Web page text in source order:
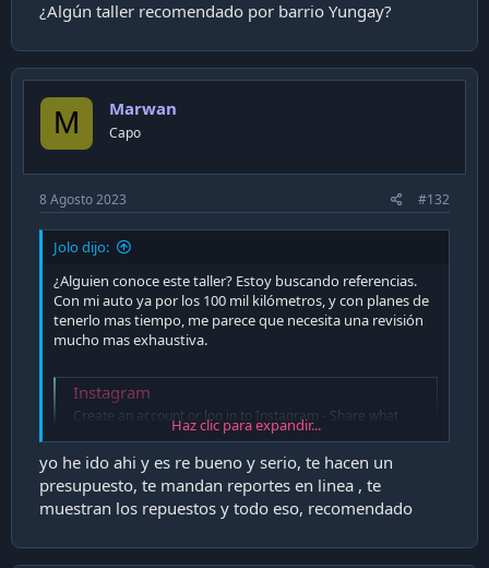
¿Algún taller recomendado por barrio Yungay?
M Marwan
Capo
8 Agosto 2023 #132
Jolo dijo:
¿Alguien conoce este taller? Estoy buscando referencias.
Con mi auto ya por los 100 mil kilómetros, y con planes de
tenerlo mas tiempo, me parece que necesita una revisión
mucho mas exhaustiva.
Instagram
Create an account or log in to Instagram - Share what
you're into with the people who get you.
instagram.com
Haz clic para expandir...
yo he ido ahi y es re bueno y serio, te hacen un
presupuesto, te mandan reportes en linea , te
muestran los repuestos y todo eso, recomendado